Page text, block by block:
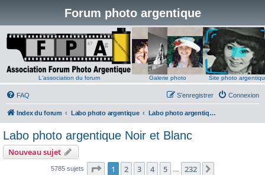
Forum photo argentique
L'association du forum Galerie photo Site photo
FAQ Connexion
S’enregistrer
Index du forum Labo photo argentique Labo photo argentique Noir et Blanc
Labo photo argentique Noir et Blanc
Nouveau sujet
5785 sujets Page 1sur232
1 2 3 4 5 232